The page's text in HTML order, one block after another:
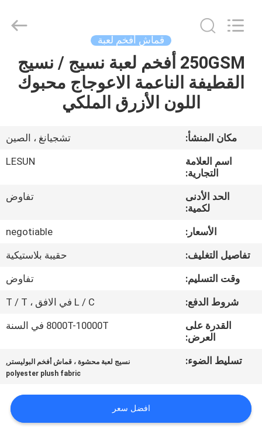
الصفحة
الرئيسية
معلومات
المعمل
الجودة
أخبار
Technology
CO.,LTD.
Reserved.
قماش أفخم لعبة
250GSM أفخم لعبة نسيج / نسيج
القطيفة الناعمة الاعوجاج محبوك
اللون الأزرق الملكي
مكان المنشأ:
تشجيانغ ، الصين
اسم العلامة
التجارية:
LESUN
الحد الأدنى
لكمية:
تفاوض
الأسعار:
negotiable
تفاصيل التغليف:
حقيبة بلاستيكية
وقت التسليم:
تفاوض
شروط الدفع:
L / C في الافق ، T / T
القدرة على
العرض:
8000T-10000T في السنة
تسليط الضوء: نسيج لعبة محشوة ، قماش أفخم البوليستر ,
polyester plush fabric
افضل سعر